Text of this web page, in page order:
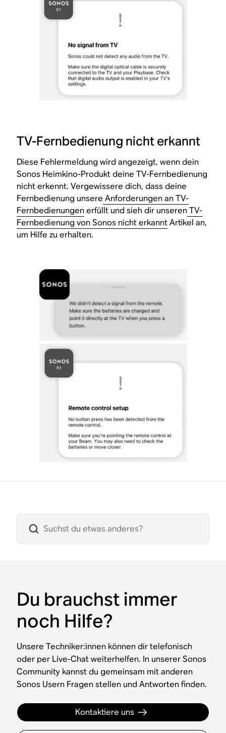
TV-Fernbedienung nicht erkannt
Diese Fehlermeldung wird angezeigt, wenn dein
Sonos Heimkino-Produkt deine TV-Fernbedienung
nicht erkennt. Vergewissere dich, dass deine
Fernbedienung unsere Anforderungen an TV-
Fernbedienungenerfüllt und sieh dir unserenTV-
Fernbedienung von Sonos nicht erkanntArtikel an,
um Hilfe zu erhalten.
Du brauchst immer
noch Hilfe?
Unsere Techniker:innen können dir telefonisch
oder per Live-Chat weiterhelfen. In unserer Sonos
Community kannst du gemeinsam mit anderen
Sonos Usern Fragen stellen und Antworten finden.
Kontaktiere uns